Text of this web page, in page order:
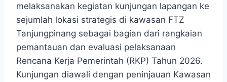
melaksanakan kegiatan kunjungan lapangan ke
sejumlah lokasi strategis di kawasan FTZ
Tanjungpinang sebagai bagian dari rangkaian
pemantauan dan evaluasi pelaksanaan
Rencana Kerja Pemerintah (RKP) Tahun 2026.
Kunjungan diawali dengan peninjauan Kawasan